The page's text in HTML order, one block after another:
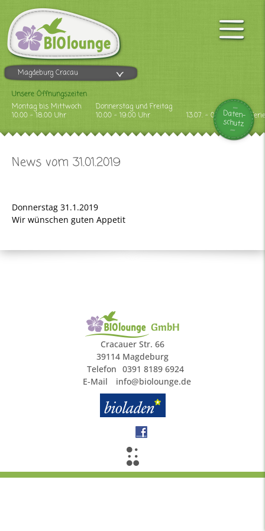
Magdeburg Cracau
Unsere Öffnungszeiten
Montag bis Mittwoch
10.00 - 18.00 Uhr
Donnerstag und Freitag
10.00 - 19.00 Uhr
13.07. - 09.08.2026
Daten-
schutz
News vom 31.01.2019
Donnerstag 31.1.2019
Wir wünschen guten Appetit
GmbH
Cracauer Str. 66
39114 Magdeburg
Telefon 0391 8189 6924
E-Mail
info@biolounge.de